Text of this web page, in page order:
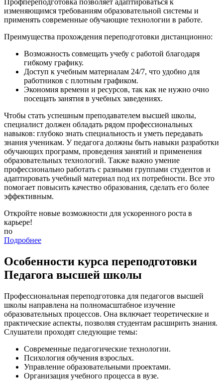
Профпереподготовка позволяет адаптироваться к
изменяющимся требованиям образовательной системы и
применять современные обучающие технологии в работе.
Преимущества прохождения переподготовки дистанционно:
Возможность совмещать учебу с работой благодаря
гибкому графику.
Доступ к учебным материалам 24/7, что удобно для
работников с плотным графиком.
Экономия времени и ресурсов, так как не нужно очно
посещать занятия в учебных заведениях.
Чтобы стать успешным преподавателем высшей школы,
специалист должен обладать рядом профессиональных
навыков: глубоко знать специальность и уметь передавать
знания ученикам. У педагога должны быть навыки разработки
обучающих программ, проведения занятий и применения
образовательных технологий. Также важно умение
профессионально работать с разными группами студентов и
адаптировать учебный материал под их потребности. Все это
помогает повысить качество образования, сделать его более
эффективным.
Откройте новые возможности для ускоренного роста в
карьере!
по
Подробнее
Особенности курса переподготовки
Педагога высшей школы
Профессиональная переподготовка для педагогов высшей
школы направлена на полномасштабное изучение
образовательных процессов. Она включает теоретические и
практические аспекты, позволяя студентам расширить знания.
Слушатели проходят следующие темы:
Современные педагогические технологии.
Психология обучения взрослых.
Управление образовательными проектами.
Организация учебного процесса в вузе.